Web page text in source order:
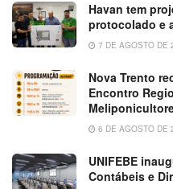
Havan tem
protocolado e
7 DE AGOSTO DE
Nova Trento
Encontro
6 DE AGOSTO DE
UNIFEBE
Contábeis e